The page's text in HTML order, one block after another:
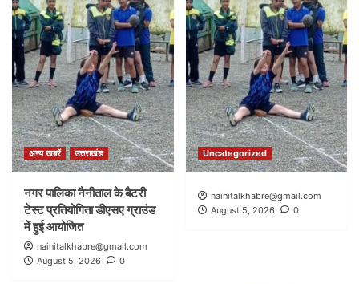
अन्य खबरें उत्तराखंड
नगर पालिका नैनीताल के बैटरी
टेस्ट प्रतियोगिता डीएसए ग्राउंड
में हुई आयोजित
nainitalkhabre@gmail.com
August 5, 2026
0
Uncategorized
nainitalkhabre@gmail.com
August 5, 2026
0